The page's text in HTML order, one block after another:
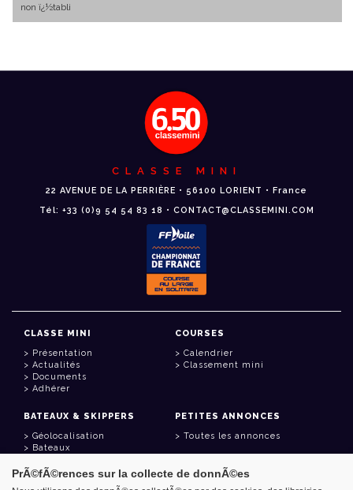
non ï¿½tabli
CLASSE MINI
22 AVENUE DE LA PERRIÈRE • 56100 LORIENT • France
Tél: +33 (0)9 54 54 83 18 • CONTACT@CLASSEMINI.COM
CLASSE MINI
Présentation
Actualités
Documents
Adhérer
COURSES
Calendrier
Classement mini
BATEAUX & SKIPPERS
Géolocalisation
Bateaux
PETITES ANNONCES
Toutes les annonces
LIENS UTILES
PrÃ©fÃ©rences sur la collecte de donnÃ©es